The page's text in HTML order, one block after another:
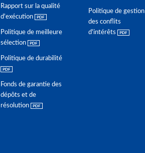
Rapport sur la qualité
d'exécution
Politique de meilleure
sélection
Politique de durabilité
Fonds de garantie des
dépôts et de
résolution
Politique de gestion
des conflits
d'intérêts